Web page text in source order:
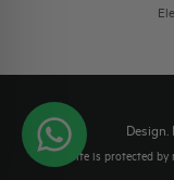
Design.
This site is protected by